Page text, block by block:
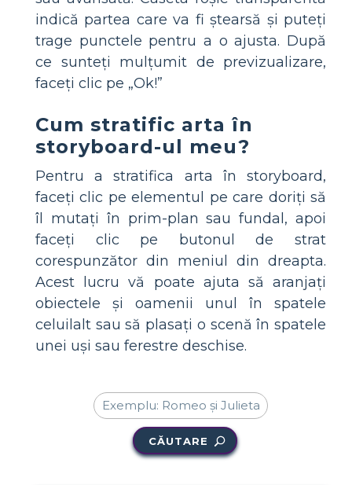
indică partea care va fi ștearsă și puteți
trage punctele pentru a o ajusta. După
ce sunteți mulțumit de previzualizare,
faceți clic pe „Ok!”
Cum stratific arta în
storyboard-ul meu?
Pentru a stratifica arta în storyboard,
faceți clic pe elementul pe care doriți să
îl mutați în prim-plan sau fundal, apoi
faceți clic pe butonul de strat
corespunzător din meniul din dreapta.
Acest lucru vă poate ajuta să aranjați
obiectele și oamenii unul în spatele
celuilalt sau să plasați o scenă în spatele
unei uși sau ferestre deschise.
CĂUTARE